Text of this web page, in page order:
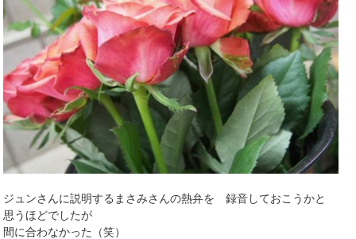
ジュンさんに説明するまさみさんの熱弁を 録音しておこうかと
思うほどでしたが
間に合わなかった（笑）